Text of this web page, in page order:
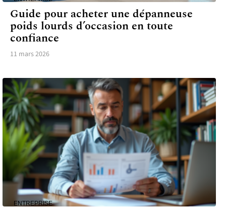
Guide pour acheter une dépanneuse
poids lourds d’occasion en toute
confiance
11 mars 2026
ENTREPRISE